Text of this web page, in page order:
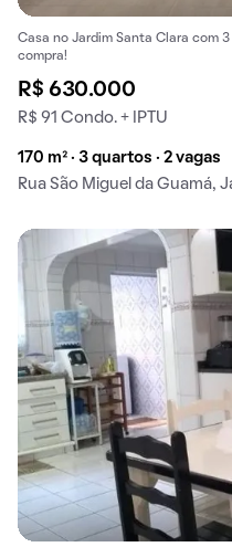
Casa no Jardim Santa Clara com
compra!
R$ 630.000
R$ 91 Condo. + IPTU
170 m² · 3 quartos · 2 vagas
Rua São Miguel da Guamá,